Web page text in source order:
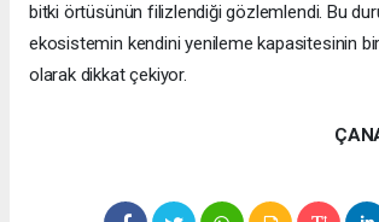
bitki örtüsünün filizlendiği gözlemlendi. Bu
ekosistemin kendini yenileme kapasitesinin
olarak dikkat çekiyor.